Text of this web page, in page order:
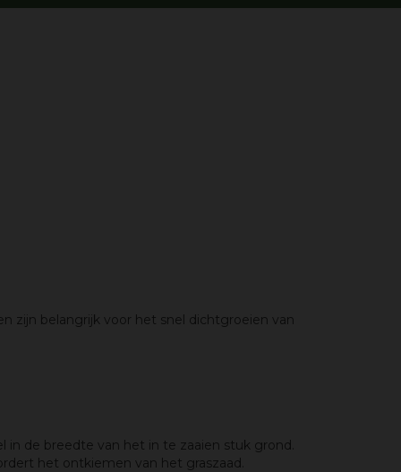
zijn belangrijk voor het snel dichtgroeien van
de breedte van het in te zaaien stuk grond.
het ontkiemen van het graszaad.